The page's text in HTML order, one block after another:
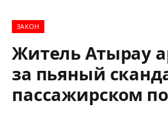
ЗАКОН
Житель Атырау
за пьяный
пассажирском